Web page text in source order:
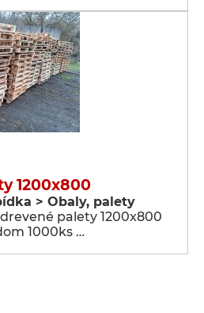
1200x800
> Obaly, palety
palety 1200x800
1000ks …